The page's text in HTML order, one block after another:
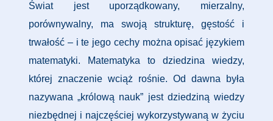
Świat jest uporządkowany, mierzalny,
porównywalny, ma swoją strukturę, gęstość i
trwałość – i te jego cechy można opisać językiem
matematyki. Matematyka to dziedzina wiedzy,
której znaczenie wciąż rośnie. Od dawna była
nazywana „królową nauk” jest dziedziną wiedzy
niezbędnej i najczęściej wykorzystywaną w życiu